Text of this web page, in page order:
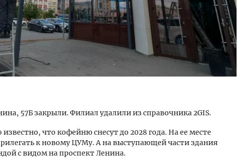
57Б закрыли. Филиал удалили из справочника 2GIS.
что кофейню снесут до 2028 года. На ее месте
к новому ЦУМу. А на выступающей части здания
с видом на проспект Ленина.